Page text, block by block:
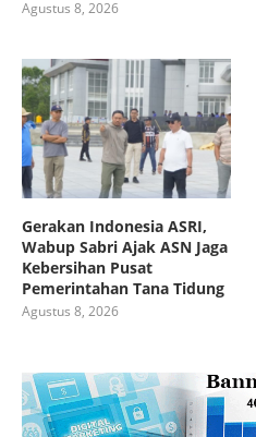
Agustus 8, 2026
Gerakan Indonesia ASRI,
Wabup Sabri Ajak ASN Jaga
Kebersihan Pusat
Pemerintahan Tana Tidung
Agustus 8, 2026